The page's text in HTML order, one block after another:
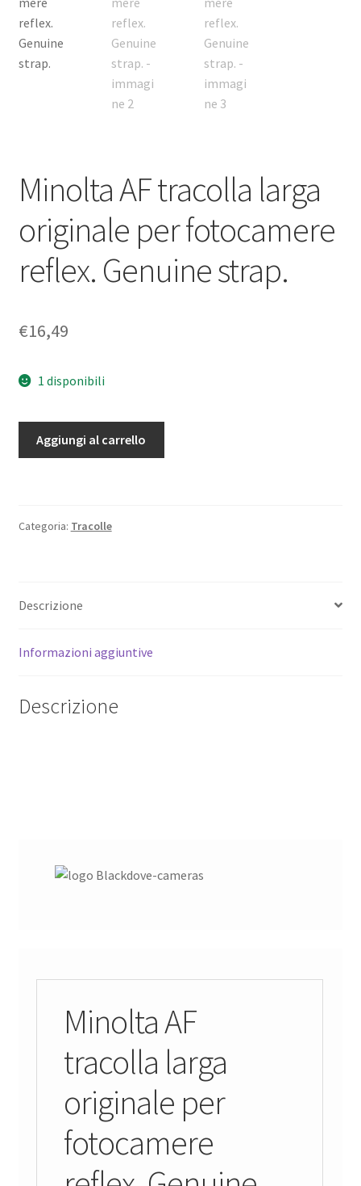
Minolta AF tracolla larga
originale per fotocamere
reflex. Genuine strap.
€16,49
1 disponibili
per
strap.
Aggiungi al carrello
Categoria: Tracolle
Descrizione
Informazioni aggiuntive
Descrizione
Minolta AF
tracolla larga
originale per
fotocamere